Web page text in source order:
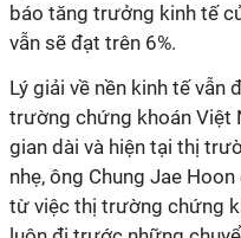
báo tăng trưởng kinh tế
vẫn sẽ đạt trên 6%.
Lý giải về nền kinh tế
trường chứng khoán Việt
gian dài và hiện tại thị
nhẹ, ông Chung Jae
từ việc thị trường chứng